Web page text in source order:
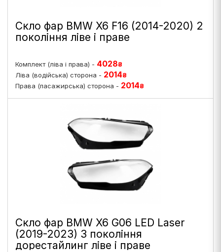
Скло фар BMW X6 F16 (2014-2020) 2
покоління ліве і праве
Комплект (ліва і права) - 4028₴
Ліва (водійська) сторона - 2014₴
Права (пасажирська) сторона - 2014₴
Скло фар BMW X6 G06 LED Laser
(2019-2023) 3 покоління
дорестайлинг ліве і праве